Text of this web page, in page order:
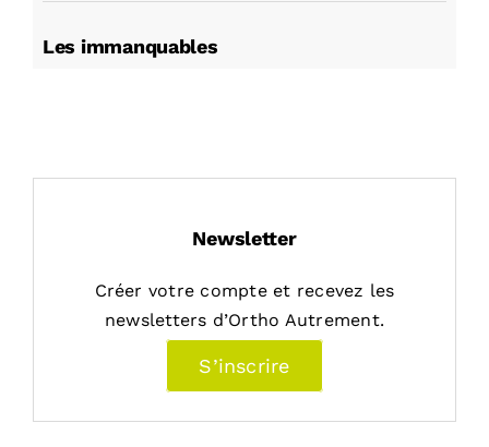
Les immanquables
Newsletter
Créer votre compte et recevez les
newsletters d’Ortho Autrement.
S’inscrire